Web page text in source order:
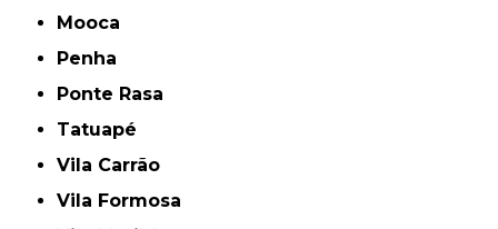
Mooca
Penha
Ponte Rasa
Tatuapé
Vila Carrão
Vila Formosa